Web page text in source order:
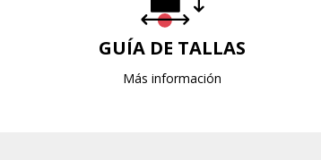
GUÍA DE TALLAS
Más información